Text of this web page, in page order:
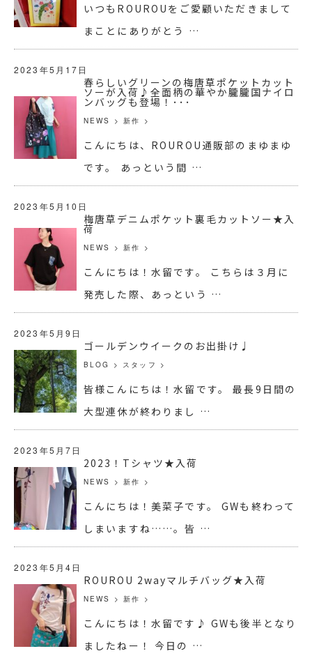
いつもROUROUをご愛顧いただきまして
まことにありがとう …
2023年5月17日
春らしいグリーンの梅唐草ポケットカット
ソーが入荷♪全面柄の華やか朧朧国ナイロ
ンバッグも登場！･･･
NEWS >新作 >
こんにちは、ROUROU通販部のまゆまゆ
です。 あっという間 …
2023年5月10日
梅唐草デニムポケット裏毛カットソー★入
荷
NEWS >新作 >
こんにちは！水留です。 こちらは３月に
発売した際、あっという …
2023年5月9日
ゴールデンウイークのお出掛け♩
BLOG > スタッフ >
皆様こんにちは！水留です。 最長9日間の
大型連休が終わりまし …
2023年5月7日
2023！Tシャツ★入荷
NEWS >新作 >
こんにちは！美菜子です。 GWも終わって
しまいますね……。皆 …
2023年5月4日
ROUROU 2wayマルチバッグ★入荷
NEWS >新作 >
こんにちは！水留です♪ GWも後半となり
ましたねー！ 今日の …